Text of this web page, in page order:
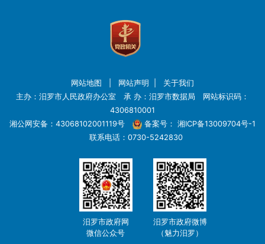
网站地图 网站声明
关于我们
主办：汨罗市人民政府办公室 承 办：汨罗市数据局 网站标识码：
4306810001
湘公网安备：43068102001119号
备案号： 湘ICP备13009704号-1
联系电话：0730-5242830
汨罗市政府网
微信公众号
汨罗市政府微博
（魅力汨罗）